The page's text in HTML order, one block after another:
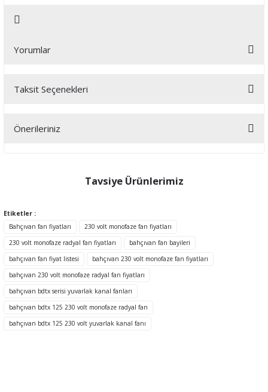
Yorumlar
Bu ürüne ilk yorumu siz yapın!
Taksit Seçenekleri
Önerileriniz
tarafımıza iletebilirsiniz.
Görüş ve önerileriniz için teşekkür ederiz.
Ürün fiyatı diğer sitelerden daha pahalı.
Bu ürüne benzer farklı alternatifler olmalı.
Tavsiye Ürünlerimiz
TÜKENDİ
Etiketler :
Bahçıvan fan fiyatları
230 volt monofaze fan fiyatları
230 volt monofaze radyal fan fiyatları
bahçıvan fan bayileri
bahçıvan fan fiyat listesi
bahçıvan 230 volt monofaze fan fiyatları
bahçıvan 230 volt monofaze radyal fan fiyatları
bahçıvan bdtx serisi yuvarlak kanal fanları
bahçıvan bdtx 125 230 volt monofaze radyal fan
bahçıvan bdtx 125 230 volt yuvarlak kanal fanı